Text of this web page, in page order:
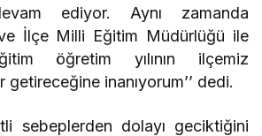
ediyor. Aynı zamanda
ve İlçe Milli Eğitim Müdürlüğü ile
öğretim yılının ilçemiz
getireceğine inanıyorum’’ dedi.
sebeplerden dolayı geciktiğini